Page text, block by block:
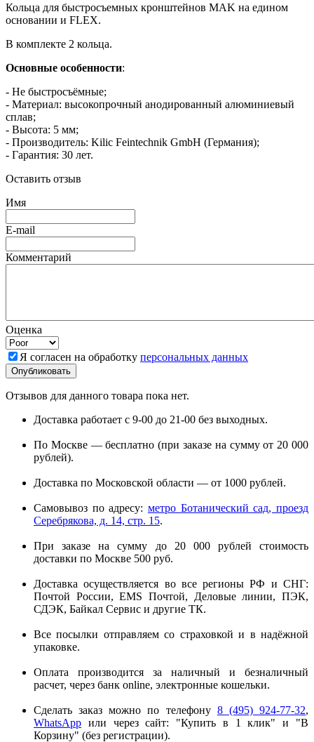
Кольца для быстросъемных кронштейнов MAK на едином
основании и FLEX.
В комплекте 2 кольца.
Основные особенности:
- Не быстросъёмные;
- Материал: высокопрочный анодированный алюминиевый
сплав;
- Высота: 5 мм;
- Производитель: Kilic Feintechnik GmbH (Германия);
- Гарантия: 30 лет.
Оставить отзыв
Имя
E-mail
Комментарий
Оценка
Я согласен на обработку персональных данных
Отзывов для данного товара пока нет.
Доставка работает с 9-00 до 21-00 без выходных.
По Москве — бесплатно (при заказе на сумму от 20 000
рублей).
Доставка по Московской области — от 1000 рублей.
Самовывоз по адресу: метро Ботанический сад, проезд
Серебрякова, д. 14, стр. 15.
При заказе на сумму до 20 000 рублей стоимость
доставки по Москве 500 руб.
Доставка осуществляется во все регионы РФ и СНГ:
Почтой России, EMS Почтой, Деловые линии, ПЭК,
СДЭК, Байкал Сервис и другие ТК.
Все посылки отправляем со страховкой и в надёжной
упаковке.
Оплата производится за наличный и безналичный
расчет, через банк online, электронные кошельки.
Сделать заказ можно по телефону 8 (495) 924-77-32,
WhatsApp или через сайт: "Купить в 1 клик" и "В
Корзину" (без регистрации).